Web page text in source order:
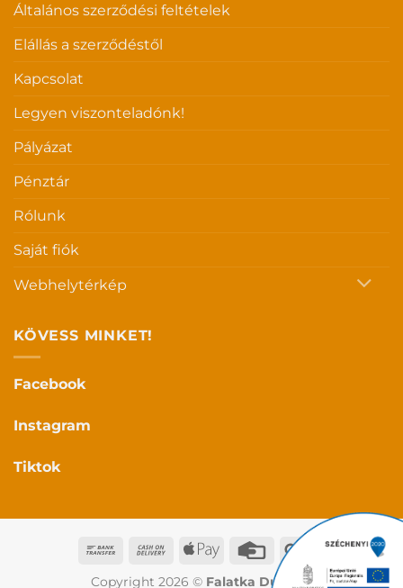
Általános szerződési feltételek
Elállás a szerződéstől
Kapcsolat
Legyen viszonteladónk!
Pályázat
Pénztár
Rólunk
Saját fiók
Webhelytérkép
KÖVESS MINKET!
Facebook
Instagram
Tiktok
Bank
Cash
Apple
Credit
Card
Google
Pay
Copyright 2026 © Falatka Duo Kft.